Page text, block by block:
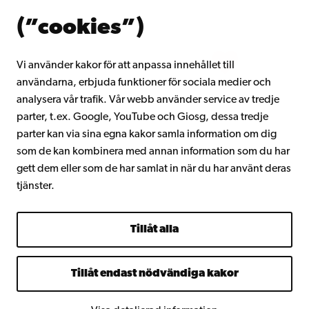
(”cookies”)
Vi använder kakor för att anpassa innehållet till
användarna, erbjuda funktioner för sociala medier och
analysera vår trafik. Vår webb använder service av tredje
parter, t.ex. Google, YouTube och Giosg, dessa tredje
parter kan via sina egna kakor samla information om dig
som de kan kombinera med annan information som du har
gett dem eller som de har samlat in när du har använt deras
tjänster.
Tillåt alla
Tillåt endast nödvändiga kakor
Intranätet
Facebook InstagramYouTube LinkedIn Blog Snapchat